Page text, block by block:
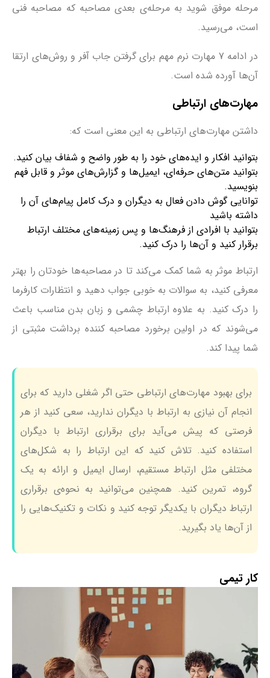
مرحله موفق شوید به مرحله‌ی بعدی مصاحبه که مصاحبه فنی
است، می‌رسید.
در ادامه 7 مهارت نرم مهم برای گرفتن جاب آفر و روش‌های ارتقا
آن‌ها آورده شده است.
مهارت‌های ارتباطی
داشتن مهارت‌های ارتباطی به این معنی است که:
بتوانید افکار و ایده‌های خود را به طور واضح و شفاف بیان کنید.
بتوانید متن‌های حرفه‌ای، ایمیل‌ها و گزارش‌های موثر و قابل فهم
بنویسید.
توانایی گوش دادن فعال به دیگران و درک کامل پیام‌های آن را
داشته باشید
بتوانید با افرادی از فرهنگ‌ها و پس زمینه‌های مختلف ارتباط
برقرار کنید و آن‌ها را درک کنید.
ارتباط موثر به شما کمک می‌کند تا در مصاحبه‌ها خودتان را بهتر
معرفی کنید، به سوالات به خوبی جواب دهید و انتظارات کارفرما
را درک کنید. به علاوه ارتباط چشمی و زبان بدن مناسب باعث
می‌شوند که در اولین برخورد مصاحبه کننده برداشت مثبتی از
شما پیدا کند.
برای بهبود مهارت‌های ارتباطی حتی اگر شغلی دارید که برای
انجام آن نیازی به ارتباط با دیگران ندارید، سعی کنید از هر
فرصتی که پیش می‌آید برای برقراری ارتباط با دیگران
استفاده کنید. تلاش کنید که این ارتباط را به شکل‌های
مختلفی مثل ارتباط مستقیم، ارسال ایمیل و ارائه به یک
گروه، تمرین کنید. همچنین می‌توانید به نحوه‌ی برقراری
ارتباط دیگران با یکدیگر توجه کنید و نکات و تکنیک‌هایی را
از آن‌ها یاد بگیرید.
کار تیمی